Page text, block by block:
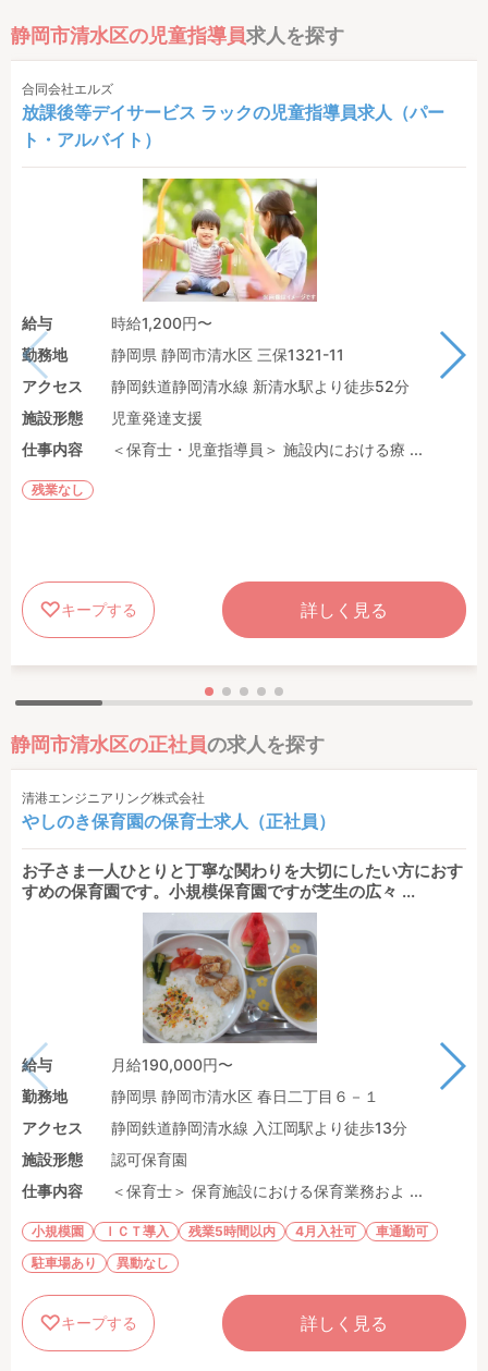
静岡市清水区の児童指導員求人を探す
合同会社エルズ
放課後等デイサービス ラックの児童指導員求人（パー
ト・アルバイト）
給与
時給1,200円〜
勤務地
静岡県 静岡市清水区 三保1321-11
アクセス
静岡鉄道静岡清水線 新清水駅より徒歩52分
施設形態
児童発達支援
仕事内容
＜保育士・児童指導員＞ 施設内における療 ...
残業なし
キープする 詳しく見る
静岡市清水区の正社員の求人を探す
清港エンジニアリング株式会社
やしのき保育園の保育士求人（正社員）
お子さま一人ひとりと丁寧な関わりを大切にしたい方におす
すめの保育園です。小規模保育園ですが芝生の広々 ...
給与
月給190,000円〜
勤務地
静岡県 静岡市清水区 春日二丁目６－１
アクセス
静岡鉄道静岡清水線 入江岡駅より徒歩13分
施設形態
認可保育園
仕事内容
＜保育士＞ 保育施設における保育業務およ ...
小規模園 ＩＣＴ導入 残業5時間以内 4月入社可
車通勤可
駐車場あり
異動なし
キープする 詳しく見る